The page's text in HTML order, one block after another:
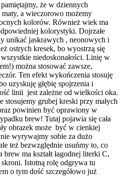
że w dziennych
a wieczorowo możemy
kolorów. Również wiek ma
kolorystyki. Dojrzałe
unikać jaskrawych , neonowych i
ostrych kresek, bo wyostrzą się
niedoskonałości. Linię w
można stosować zawsze,
Ten efekt wykończenia stosuję
uzyskuję głębię spojrzenia i
linii jest zależne od wielkości oka.
grubej kreski przy małych
powinien być oprawiony w
brew! Tutaj pojawia się cała
obrazek może być w cienkiej
wyrywajmy sobie za dużo
też bezwzględnie usuńmy to, co
ma kształt łagodnej literki C,
Istotną rolę odgrywa tu
o tym dość szczegółowo już